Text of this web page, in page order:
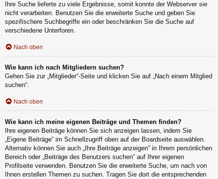
Ihre Suche lieferte zu viele Ergebnisse, somit konnte der Webserver sie
nicht verarbeiten. Benutzen Sie die erweiterte Suche und geben Sie
spezifischere Suchbegriffe ein oder beschränken Sie die Suche auf
verschiedene Unterforen.
Nach oben
Wie kann ich nach Mitgliedern suchen?
Gehen Sie zur „Mitglieder“-Seite und klicken Sie auf „Nach einem Mitglied
suchen“.
Nach oben
Wie kann ich meine eigenen Beiträge und Themen finden?
Ihre eigenen Beiträge können Sie sich anzeigen lassen, indem Sie
„Eigene Beiträge“ im Schnellzugriff oben auf der Boardseite auswählen.
Alternativ können Sie auch „Ihre Beiträge anzeigen“ in Ihrem persönlichen
Bereich oder „Beiträge des Benutzers suchen“ auf Ihrer eigenen
Profilseite verwenden. Benutzen Sie die erweiterte Suche, um nach von
Ihnen erstellen Themen zu suchen. Tragen Sie dort die entsprechenden